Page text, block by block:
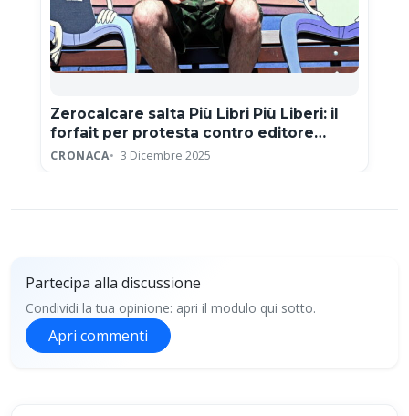
Zerocalcare salta Più Libri Più Liberi: il
forfait per protesta contro editore
neofascista
CRONACA 3 Dicembre 2025
Partecipa alla discussione
Condividi la tua opinione: apri il modulo qui sotto.
Apri commenti